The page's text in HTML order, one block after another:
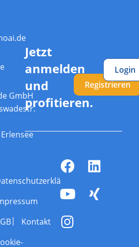
GmbH
Jetzt
anmelden
und
profitieren.
Registrieren
Login
Kontakt